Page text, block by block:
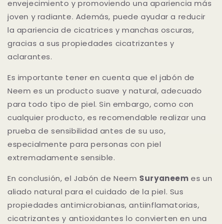
envejecimiento y promoviendo una apariencia más
joven y radiante. Además, puede ayudar a reducir
la apariencia de cicatrices y manchas oscuras,
gracias a sus propiedades cicatrizantes y
aclarantes.
Es importante tener en cuenta que el jabón de
Neem es un producto suave y natural, adecuado
para todo tipo de piel. Sin embargo, como con
cualquier producto, es recomendable realizar una
prueba de sensibilidad antes de su uso,
especialmente para personas con piel
extremadamente sensible.
En conclusión, el Jabón de Neem Suryaneem es un
aliado natural para el cuidado de la piel. Sus
propiedades antimicrobianas, antiinflamatorias,
cicatrizantes y antioxidantes lo convierten en una